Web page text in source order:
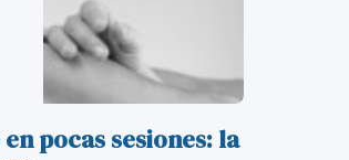
pocas sesiones: la